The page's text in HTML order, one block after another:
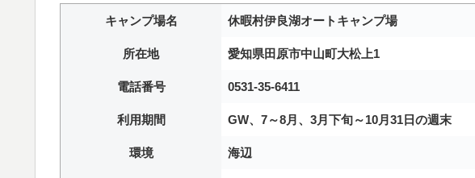
キャンプ場名 休暇村伊良湖オートキャンプ場
所在地 愛知県田原市中山町大松上1
電話番号 0531-35-6411
利用期間 GW、7～8月、3月下旬～10月31日の週末
環境 海辺